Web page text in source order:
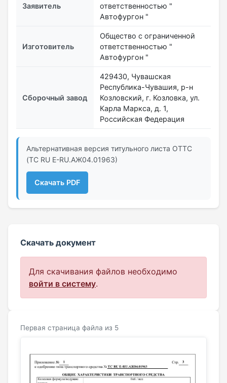
Заявитель
ответственностью "
Автофургон "
Изготовитель
Общество с ограниченной
ответственностью "
Автофургон "
Сборочный завод
429430, Чувашская
Республика-Чувашия, р-н
Козловский, г. Козловка, ул.
Карла Маркса, д. 1,
Российская Федерация
Альтернативная версия титульного листа ОТТС
(ТС RU Е-RU.АЖ04.01963)
Скачать PDF
Скачать документ
Для скачивания файлов необходимо
войти в систему.
Первая страница файла из 5